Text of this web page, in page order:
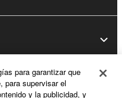
para garantizar que
para supervisar el
y la publicidad, y